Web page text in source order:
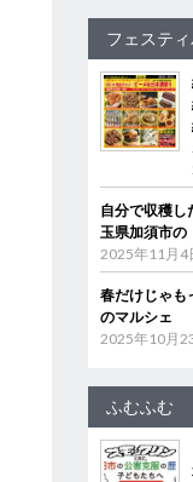
フェステ
自分で収穫
玉県加須市の
2025年11月4
春だけじゃも
のマルシェ
2025年10月
ふむふむ